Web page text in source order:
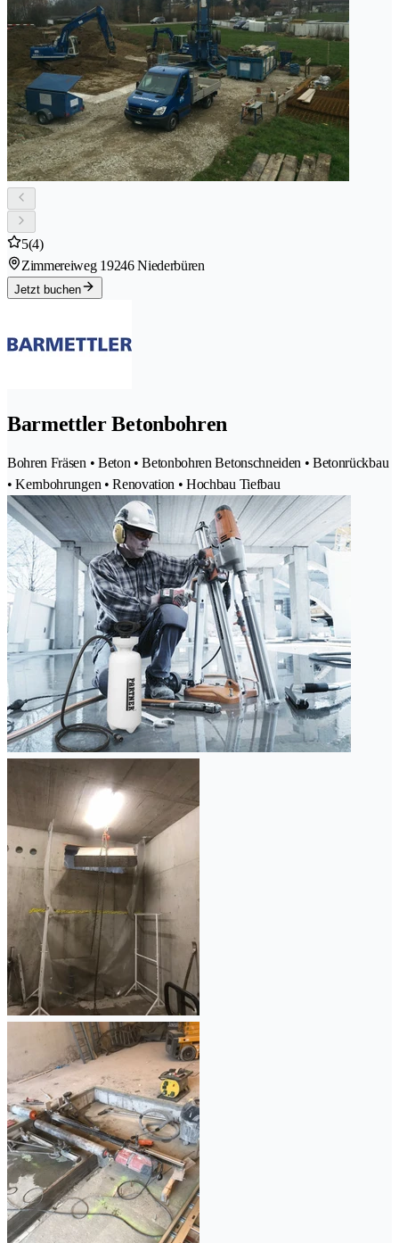
5(4)
Zimmereiweg 19246 Niederbüren
Jetzt buchen
Barmettler Betonbohren
Bohren Fräsen • Beton • Betonbohren Betonschneiden • Betonrückbau
• Kernbohrungen • Renovation • Hochbau Tiefbau